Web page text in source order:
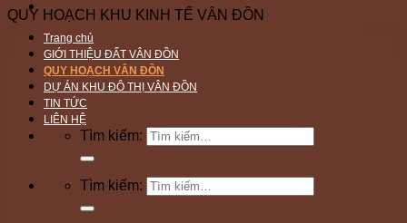
Trang chủ
GIỚI THIỆU ĐẤT VÂN ĐỒN
QUY HOẠCH VÂN ĐỒN
DỰ ÁN KHU ĐÔ THỊ VÂN ĐỒN
TIN TỨC
LIÊN HỆ
Tìm kiếm:
Tìm kiếm:
QUY HOẠCH KHU KINH TẾ VÂN ĐỒN